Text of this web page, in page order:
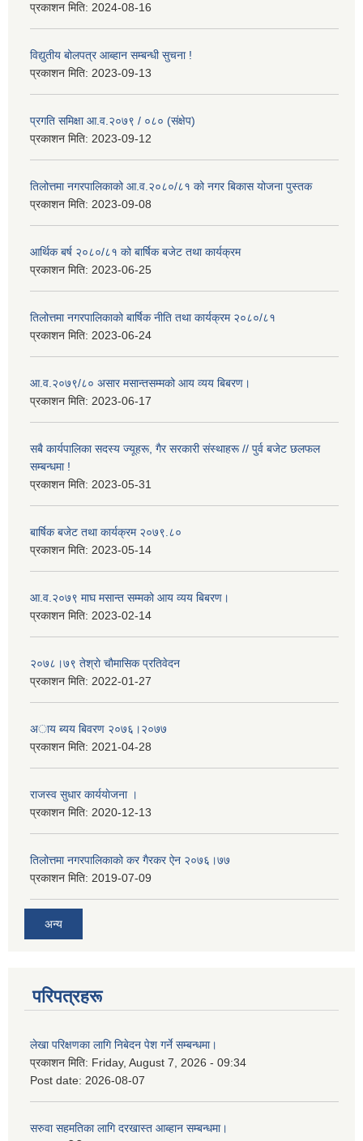
प्रकाशन मिति: 2024-08-16
विद्युतीय बोलपत्र आब्हान सम्बन्धी सुचना !
प्रकाशन मिति: 2023-09-13
प्रगति समिक्षा आ.व.२०७९ / ०८० (संक्षेप)
प्रकाशन मिति: 2023-09-12
तिलोत्तमा नगरपालिकाको आ.व.२०८०/८१ को नगर बिकास योजना पुस्तक
प्रकाशन मिति: 2023-09-08
आर्थिक बर्ष २०८०/८१ को बार्षिक बजेट तथा कार्यक्रम
प्रकाशन मिति: 2023-06-25
तिलोत्तमा नगरपालिकाको बार्षिक नीति तथा कार्यक्रम २०८०/८१
प्रकाशन मिति: 2023-06-24
आ.व.२०७९/८० असार मसान्तसम्मको आय व्यय बिबरण।
प्रकाशन मिति: 2023-06-17
सबै कार्यपालिका सदस्य ज्यूहरू, गैर सरकारी संस्थाहरू // पुर्व बजेट छलफल
सम्बन्धमा !
प्रकाशन मिति: 2023-05-31
बार्षिक बजेट तथा कार्यक्रम २०७९.८०
प्रकाशन मिति: 2023-05-14
आ.व.२०७९ माघ मसान्त सम्मको आय व्यय बिबरण।
प्रकाशन मिति: 2023-02-14
२०७८।७९ तेश्राे चाैमासिक प्रतिवेदन
प्रकाशन मिति: 2022-01-27
अाय ब्यय बिवरण २०७६।२०७७
प्रकाशन मिति: 2021-04-28
राजस्व सुधार कार्ययाेजना ।
प्रकाशन मिति: 2020-12-13
तिलोत्तमा नगरपालिकाको कर गैरकर ऐन २०७६।७७
प्रकाशन मिति: 2019-07-09
अन्य
परिपत्रहरू
लेखा परिक्षणका लागि निबेदन पेश गर्ने सम्बन्धमा।
प्रकाशन मिति: Friday, August 7, 2026 - 09:34
Post date: 2026-08-07
सरुवा सहमतिका लागि दरखास्त आब्हान सम्बन्धमा।